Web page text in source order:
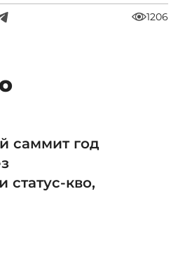
1206
саммит год
статус-кво,